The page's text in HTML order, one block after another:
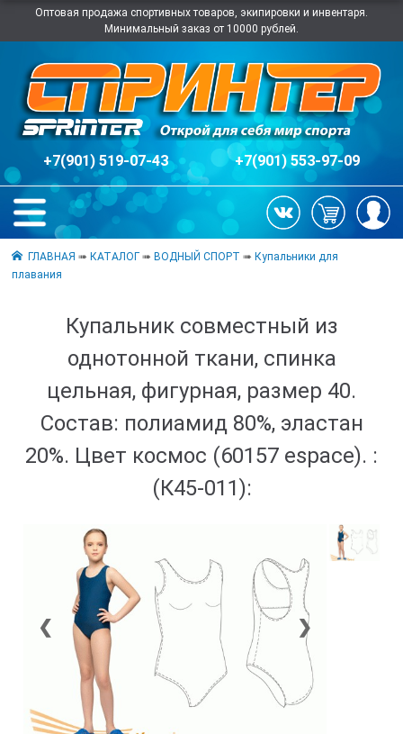
Оптовая продажа спортивных товаров, экипировки и инвентаря.
Минимальный заказ от 10000 рублей.
+7(901) 519-07-43 +7(901) 553-97-09
ГЛАВНАЯ ➠КАТАЛОГ ➠ВОДНЫЙ СПОРТ ➠Купальники для
плавания
Купальник совместный из
однотонной ткани, спинка
цельная, фигурная, размер 40.
Состав: полиамид 80%, эластан
20%. Цвет космос (60157 espace). :
(К45-011):
❮ ❯